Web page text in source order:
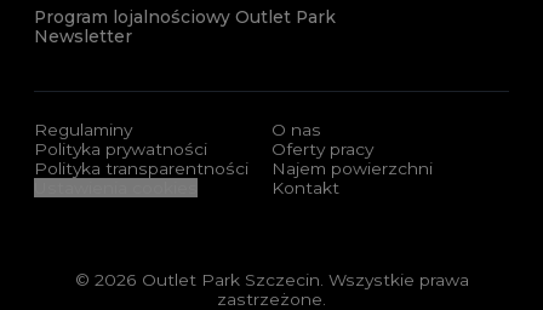
Program lojalnościowy Outlet Park
Newsletter
Regulaminy
Polityka prywatności
Polityka transparentności
O nas
Oferty pracy
Najem powierzchni
Kontakt
© 2026 Outlet Park Szczecin. Wszystkie prawa
zastrzeżone.